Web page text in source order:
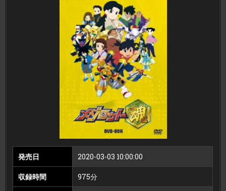
発売日 2020-03-03 10:00:00
収録時間 975分